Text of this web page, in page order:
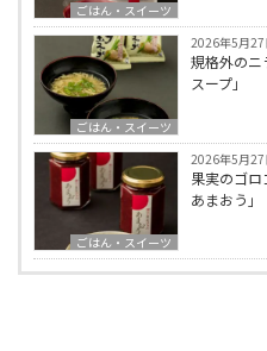
ごはん・スイーツ
ごはん・スイーツ
2026年5月27
規格外のニ
スープ」
ごはん・スイーツ
2026年5月27
果実のゴ
あまおう」